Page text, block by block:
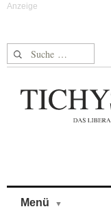
Suche nach:
Menü